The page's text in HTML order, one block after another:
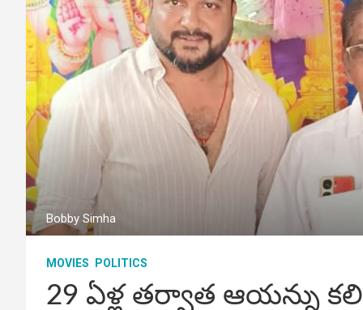
Bobby Simha
MOVIES POLITICS
29 ఏళ్ల తర్వాత ఆయన్ను